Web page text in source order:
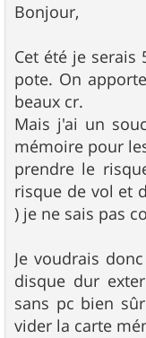
s
s
g
e
Bonjour,
Cet été je serais
pote. On
beaux cr.
Mais j'ai un
mémoire pour
prendre le
risque de vol et
) je ne sais pas
Je voudrais
disque dur
sans pc bien
vider la carte